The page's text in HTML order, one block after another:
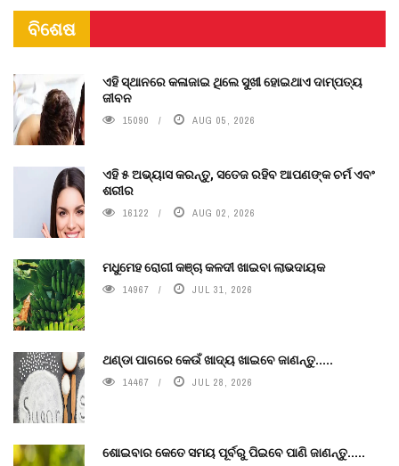
ବିଶେଷ
ଏହି ସ୍ଥାନରେ କଳାଜାଇ ଥିଲେ ସୁଖୀ ହୋଇଥାଏ ଦାମ୍ପତ୍ୟ
ଜୀବନ
15090 AUG 05, 2026
ଏହି ୫ ଅଭ୍ୟାସ କରନ୍ତୁ, ସତେଜ ରହିବ ଆପଣଙ୍କ ଚର୍ମ ଏବଂ
ଶରୀର
16122 AUG 02, 2026
ମଧୁମେହ ରୋଗୀ କଞ୍ଚା କଳଦୀ ଖାଇବା ଲାଭଦାୟକ
14967 JUL 31, 2026
ଥଣ୍ଡା ପାଗରେ କେଉଁ ଖାଦ୍ୟ ଖାଇବେ ଜାଣନ୍ତୁ.....
14467 JUL 28, 2026
ଶୋଇବାର କେତେ ସମୟ ପୂର୍ବରୁ ପିଇବେ ପାଣି ଜାଣନ୍ତୁ.....